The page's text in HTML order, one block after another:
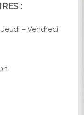
:
– Vendredi